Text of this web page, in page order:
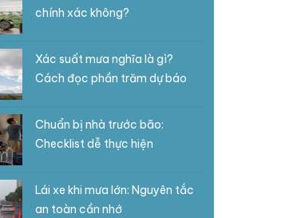
chính xác không?
Xác suất mưa nghĩa là gì?
Cách đọc phần trăm dự báo
Chuẩn bị nhà trước bão:
Checklist dễ thực hiện
Lái xe khi mưa lớn: Nguyên tắc
an toàn cần nhớ